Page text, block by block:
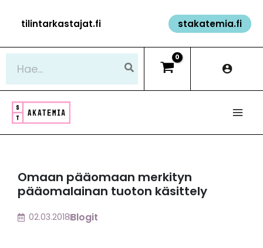
sisältöön
tilintarkastajat.fi stakatemia.fi
Omaan pääomaan merkityn
pääomalainan tuoton käsittely
02.03.2018Blogit